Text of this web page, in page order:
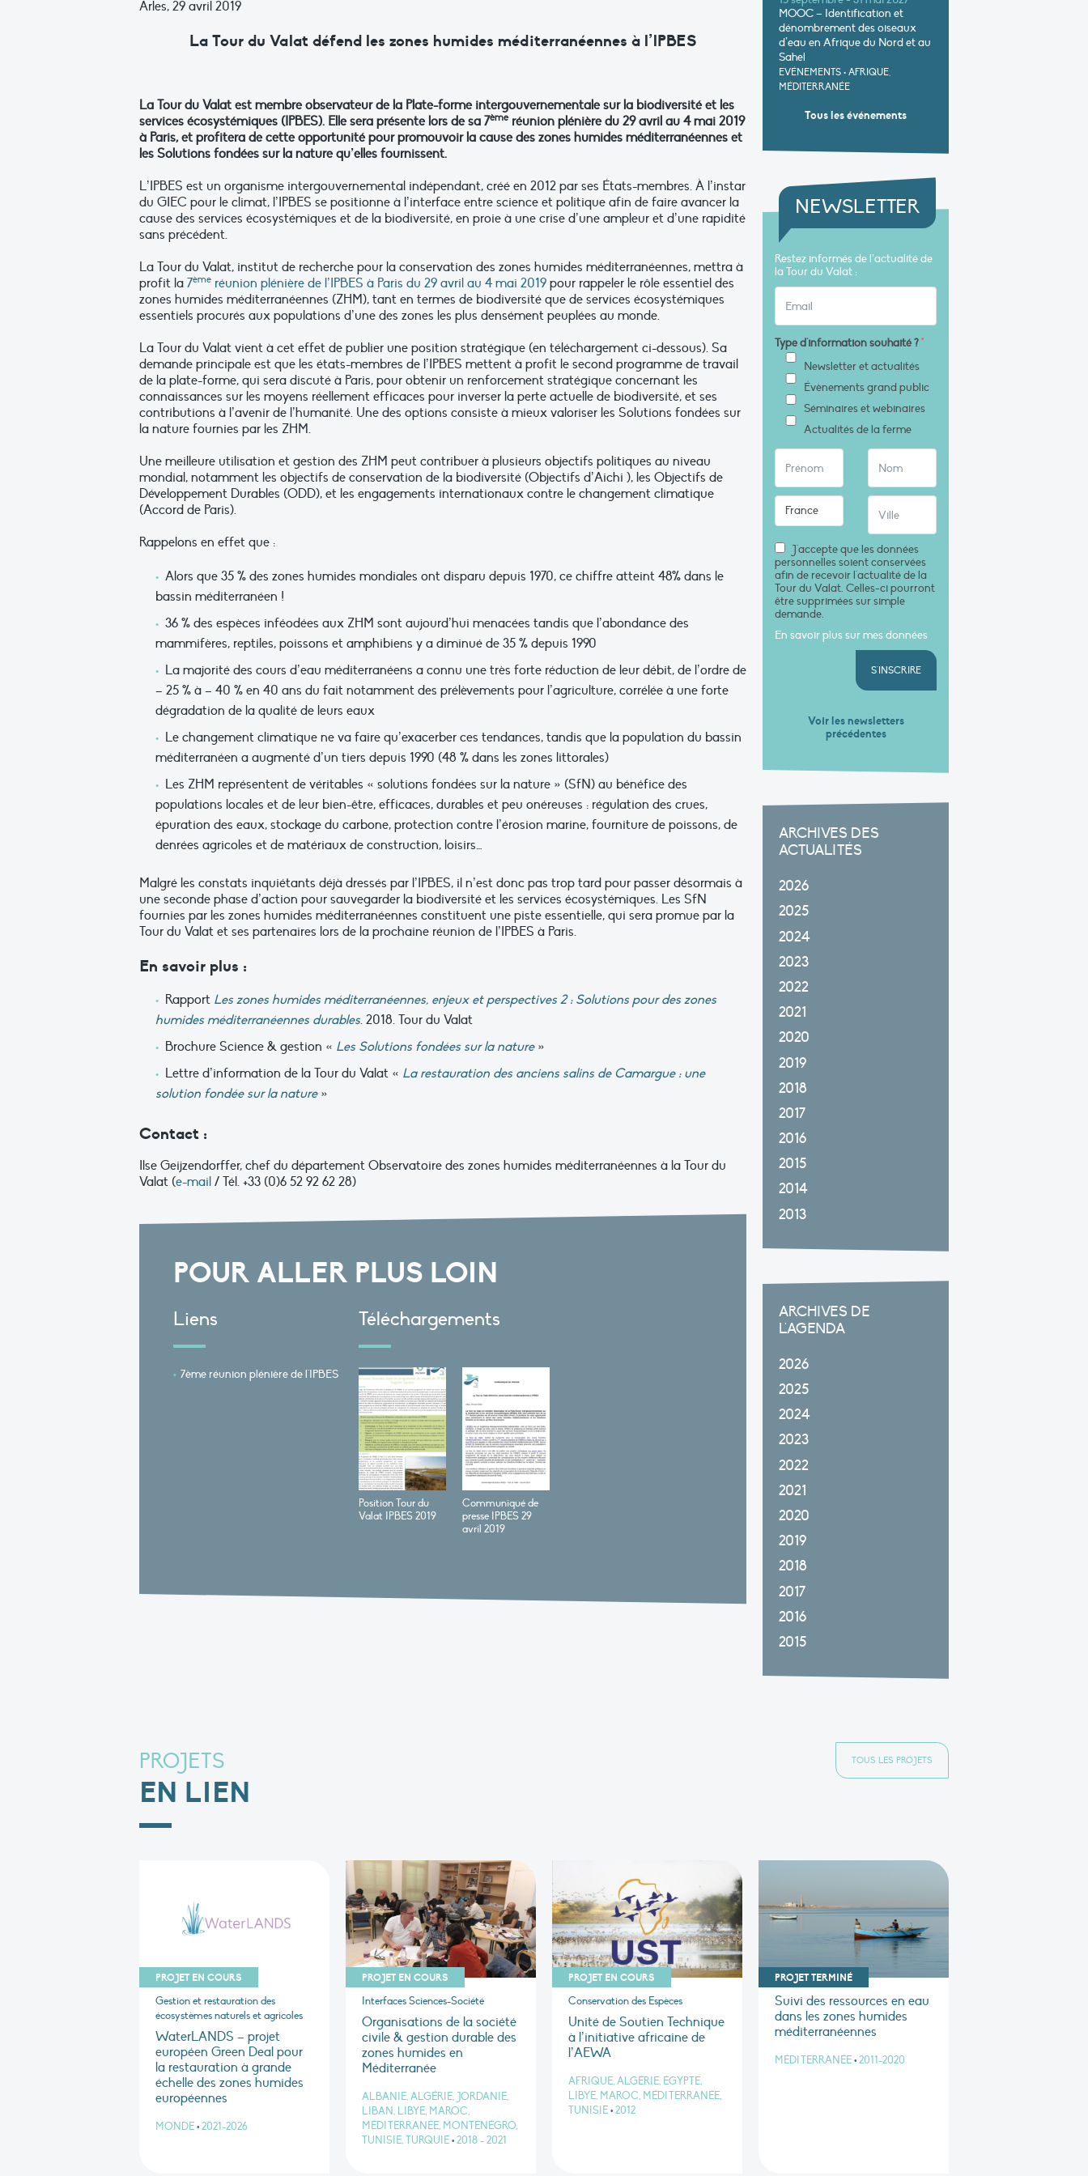
Arles, 29 avril 2019
La Tour du Valat défend les zones humides méditerranéennes à l’lPBES
La Tour du Valat est membre observateur de la Plate-forme intergouvernementale sur la biodiversité et les
services écosystémiques (IPBES). Elle sera présente lors de sa 7ème réunion plénière du 29 avril au 4 mai 2019
à Paris, et profitera de cette opportunité pour promouvoir la cause des zones humides méditerranéennes et
les Solutions fondées sur la nature qu’elles fournissent.
L’IPBES est un organisme intergouvernemental indépendant, créé en 2012 par ses États-membres. À l’instar
du GIEC pour le climat, l’IPBES se positionne à l’interface entre science et politique afin de faire avancer la
cause des services écosystémiques et de la biodiversité, en proie à une crise d’une ampleur et d’une rapidité
sans précédent.
La Tour du Valat, institut de recherche pour la conservation des zones humides méditerranéennes, mettra à
profit la 7ème réunion plénière de l’IPBES à Paris du 29 avril au 4 mai 2019 pour rappeler le rôle essentiel des
zones humides méditerranéennes (ZHM), tant en termes de biodiversité que de services écosystémiques
essentiels procurés aux populations d’une des zones les plus densément peuplées au monde.
La Tour du Valat vient à cet effet de publier une position stratégique (en téléchargement ci-dessous). Sa
demande principale est que les états-membres de l’IPBES mettent à profit le second programme de travail
de la plate-forme, qui sera discuté à Paris, pour obtenir un renforcement stratégique concernant les
connaissances sur les moyens réellement efficaces pour inverser la perte actuelle de biodiversité, et ses
contributions à l’avenir de l’humanité. Une des options consiste à mieux valoriser les Solutions fondées sur
la nature fournies par les ZHM.
Une meilleure utilisation et gestion des ZHM peut contribuer à plusieurs objectifs politiques au niveau
mondial, notamment les objectifs de conservation de la biodiversité (Objectifs d’Aichi ), les Objectifs de
Développement Durables (ODD), et les engagements internationaux contre le changement climatique
(Accord de Paris).
Rappelons en effet que :
Alors que 35 % des zones humides mondiales ont disparu depuis 1970, ce chiffre atteint 48% dans le
bassin méditerranéen !
36 % des espèces inféodées aux ZHM sont aujourd’hui menacées tandis que l’abondance des
mammifères, reptiles, poissons et amphibiens y a diminué de 35 % depuis 1990
La majorité des cours d’eau méditerranéens a connu une très forte réduction de leur débit, de l’ordre de
– 25 % à – 40 % en 40 ans du fait notamment des prélèvements pour l’agriculture, corrélée à une forte
dégradation de la qualité de leurs eaux
Le changement climatique ne va faire qu’exacerber ces tendances, tandis que la population du bassin
méditerranéen a augmenté d’un tiers depuis 1990 (48 % dans les zones littorales)
Les ZHM représentent de véritables « solutions fondées sur la nature » (SfN) au bénéfice des
populations locales et de leur bien-être, efficaces, durables et peu onéreuses : régulation des crues,
épuration des eaux, stockage du carbone, protection contre l’érosion marine, fourniture de poissons, de
denrées agricoles et de matériaux de construction, loisirs…
Malgré les constats inquiétants déjà dressés par l’IPBES, il n’est donc pas trop tard pour passer désormais à
une seconde phase d’action pour sauvegarder la biodiversité et les services écosystémiques. Les SfN
fournies par les zones humides méditerranéennes constituent une piste essentielle, qui sera promue par la
Tour du Valat et ses partenaires lors de la prochaine réunion de l’IPBES à Paris.
En savoir plus :
Rapport Les zones humides méditerranéennes, enjeux et perspectives 2 : Solutions pour des zones
humides méditerranéennes durables. 2018. Tour du Valat
Brochure Science & gestion « Les Solutions fondées sur la nature»
Lettre d’information de la Tour du Valat « La restauration des anciens salins de Camargue : une
solution fondée sur la nature»
Contact :
Ilse Geijzendorffer, chef du département Observatoire des zones humides méditerranéennes à la Tour du
Valat (e-mail / Tél. +33 (0)6 52 92 62 28)
POUR ALLER PLUS LOIN
Liens
7ème réunion plénière de l'IPBES
Téléchargements
Position Tour du
Valat IPBES 2019
Communiqué de
presse IPBES 29
avril 2019
MOOC – Identification et
dénombrement des oiseaux
d’eau en Afrique du Nord et au
Sahel
EVÉNEMENTS • AFRIQUE,
MÉDITERRANÉE
Tous les événements
NEWSLETTER
Restez informés de l’actualité de
la Tour du Valat :
Type d'information souhaité ?*
Newsletter et actualités
Évènements grand public
Séminaires et webinaires
Actualités de la ferme
J'accepte que les données
personnelles soient conservées
afin de recevoir l'actualité de la
Tour du Valat. Celles-ci pourront
être supprimées sur simple
demande.
En savoir plus sur mes données
S'INSCRIRE
Voir les newsletters
précédentes
ARCHIVES DES
ACTUALITÉS
2026
2025
2024
2023
2022
2021
2020
2019
2018
2017
2016
2015
2014
2013
ARCHIVES DE
L'AGENDA
2026
2025
2024
2023
2022
2021
2020
2019
2018
2017
2016
2015
PROJETS
EN LIEN
TOUS LES PROJETS
PROJET EN COURS
Gestion et restauration des
écosystèmes naturels et agricoles
WaterLANDS – projet
européen Green Deal pour
la restauration à grande
échelle des zones humides
européennes
MONDE•2021-2026
PROJET EN COURS
Interfaces Sciences-Société
Organisations de la société
civile & gestion durable des
zones humides en
Méditerranée
ALBANIE, ALGÉRIE, JORDANIE,
LIBAN, LIBYE, MAROC,
MÉDITERRANÉE, MONTÉNÉGRO,
TUNISIE, TURQUIE•2018 - 2021
PROJET EN COURS
Conservation des Espèces
Unité de Soutien Technique
à l’initiative africaine de
l’AEWA
AFRIQUE, ALGÉRIE, ÉGYPTE,
LIBYE, MAROC, MÉDITERRANÉE,
TUNISIE•2012
PROJET TERMINÉ
Suivi des ressources en eau
dans les zones humides
méditerranéennes
MÉDITERRANÉE•2011-2020